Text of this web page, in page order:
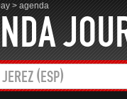
>agenda
JEREZ (ESP)